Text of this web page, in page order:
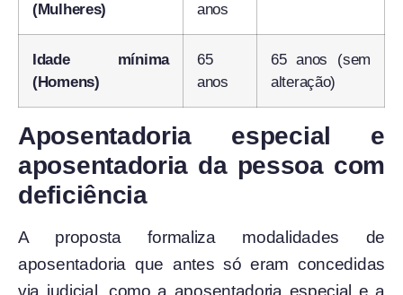
(Mulheres)
anos
Idade mínima
(Homens)
65
anos
65 anos (sem
alteração)
Aposentadoria especial e
aposentadoria da pessoa com
deficiência
A proposta formaliza modalidades de
aposentadoria que antes só eram concedidas